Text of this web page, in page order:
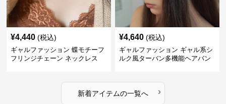
¥4,440 (税込)
ギャルファッション 蝶モチーフ
フリンジチェーン ネックレス
¥4,640 (税込)
ギャルファッション ギャル系シ
ルク風ターバン多機能ヘアバン
新着アイテムの一覧へ ›